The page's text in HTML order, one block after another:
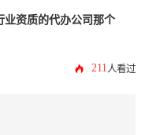
业资质的代办公司那个
211人看过